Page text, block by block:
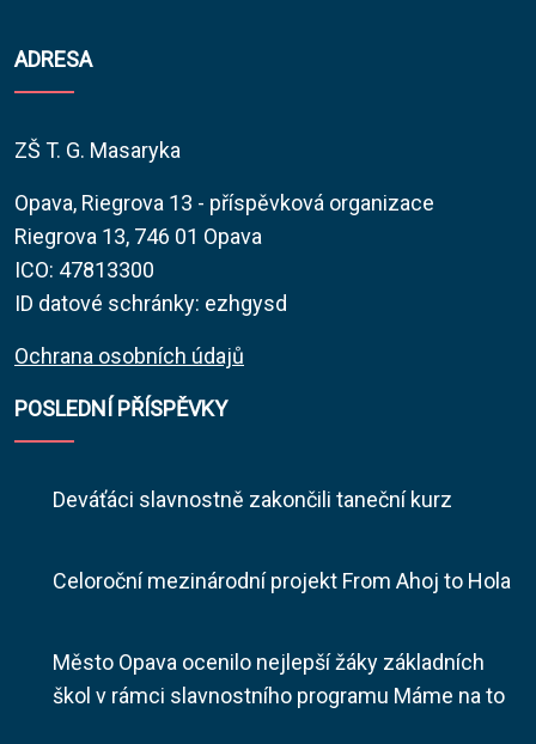
ADRESA
ZŠ T. G. Masaryka
Opava, Riegrova 13 - příspěvková organizace
Riegrova 13, 746 01 Opava
ICO: 47813300
ID datové schránky: ezhgysd
Ochrana osobních údajů
POSLEDNÍ PŘÍSPĚVKY
Deváťáci slavnostně zakončili taneční kurz
Celoroční mezinárodní projekt From Ahoj to Hola
Město Opava ocenilo nejlepší žáky základních
škol v rámci slavnostního programu Máme na to